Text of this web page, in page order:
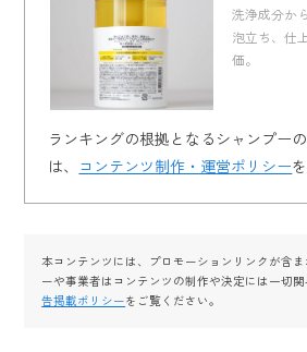
洗浄成分か
泡立ち、仕
価。
ランキングの根拠となるシャンプー
は、 コンテンツ制作・運営ポリシー
本コンテンツには、プロモーションリンクが含
ーや事業者はコンテンツの制作や決定には一切
告掲載ポリシーをご覧ください。